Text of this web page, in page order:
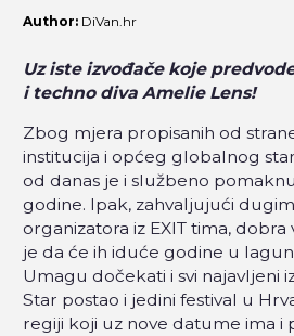
Author: DiVan.hr
Uz iste izvođače koje
i techno diva Amelie Lens!
Zbog mjera propisanih od
institucija i općeg globalnog
od danas je i službeno
godine. Ipak, zahvaljujući
organizatora iz EXIT tima, dobra
je da će ih iduće godine u
Umagu dočekati i svi najavljeni
Star postao i jedini festival u
regiji koji uz nove datume ima i